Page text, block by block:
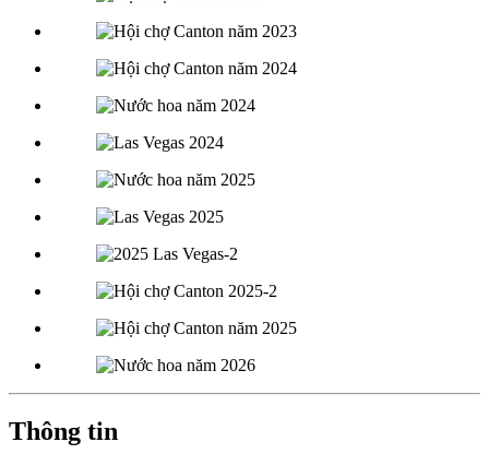
Thông tin